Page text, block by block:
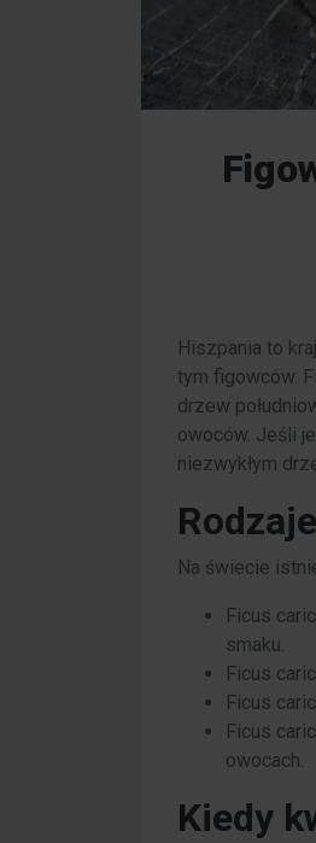
Hiszpania to
tym figowców.
drzew
owoców. Jeśli
niezwykłym
Na świecie
Ficus
smaku.
Ficus
Ficus
Ficus
owocach.
Kiedy